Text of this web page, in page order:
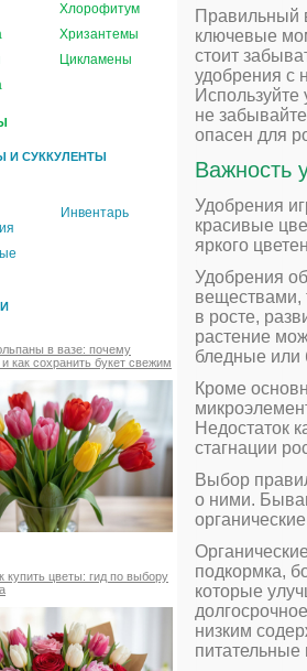
Хлорофитум
Хризантемы
Цикламены
И СУККУЛЕНТЫ
Инвентарь
в вазе: почему
как сохранить букет свежим
купить цветы: гид по выбору
Правильный
ключевые
стоит
удобрения с
Используйте
не
опасен для
Важность
Удобрения
красивые
яркого
Удобрения
веществами,
в росте,
растение
бледные или
Кроме
Недостаток
стагнации
Выбор
о ними.
подкормка,
которые
низким